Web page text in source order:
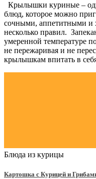
Крылышки куриные –
блюд, которое можно
сочными, аппетитными и
несколько правил.
умеренной температуре
не пережаривая и не
крылышкам впитать в
Блюда из курицы
Картошка с Курицей и